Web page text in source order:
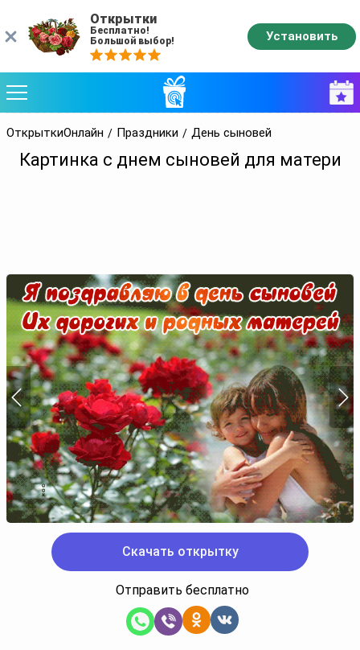
ОткрыткиОнлайн Праздники День сыновей
Картинка с днем сыновей для матери
Скачать открытку
Отправить бесплатно
Открытки
Бесплатно!
Большой выбор!
Установить